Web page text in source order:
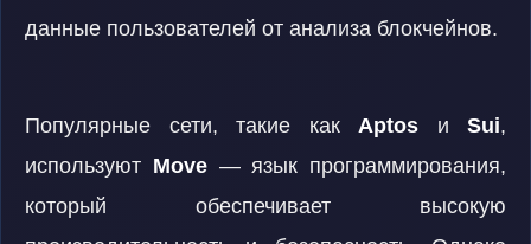
данные пользователей от анализа блокчейнов.
Популярные сети, такие как Aptos и Sui,
используют Move— язык программирования,
который обеспечивает высокую